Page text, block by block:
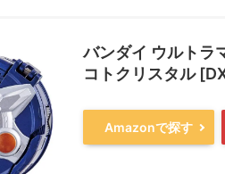
バンダイ ウルトラ
コトクリスタル
Amazonで探す